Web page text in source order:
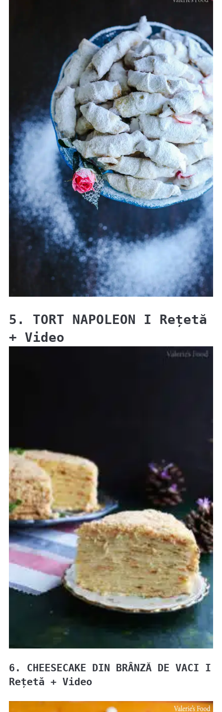
5. TORT NAPOLEON I Rețetă
+ Video
6. CHEESECAKE DIN BRÂNZĂ DE VACI I
Rețetă + Video